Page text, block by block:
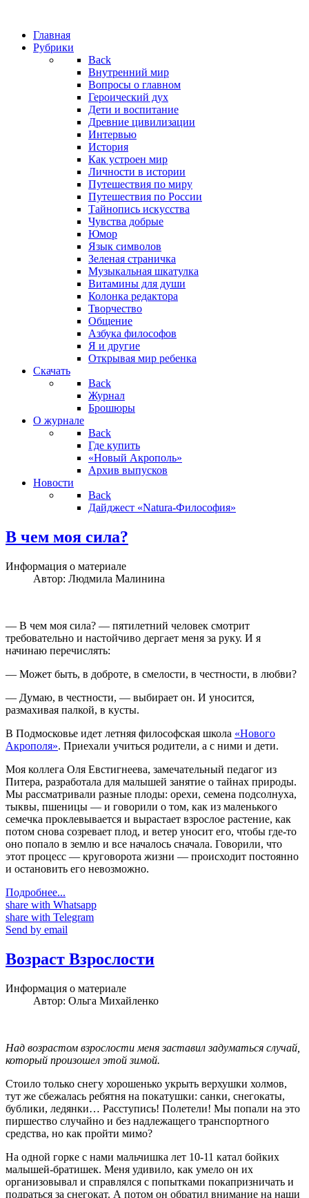
Главная
Рубрики
Back
Внутренний мир
Вопросы о главном
Героический дух
Дети и воспитание
Древние цивилизации
Интервью
История
Как устроен мир
Личности в истории
Путешествия по миру
Путешествия по России
Тайнопись искусства
Чувства добрые
Юмор
Язык символов
Зеленая страничка
Музыкальная шкатулка
Витамины для души
Колонка редактора
Творчество
Общение
Азбука философов
Я и другие
Открывая мир ребенка
Скачать
Back
Журнал
Брошюры
О журнале
Back
Где купить
«Новый Акрополь»
Архив выпусков
Новости
Back
Дайджест «Natura-Философия»
В чем моя сила?
Информация о материале
Автор: Людмила Малинина
— В чем моя сила? — пятилетний человек смотрит
требовательно и настойчиво дергает меня за руку. И я
начинаю перечислять:
— Может быть, в доброте, в смелости, в честности, в любви?
— Думаю, в честности, — выбирает он. И уносится,
размахивая палкой, в кусты.
В Подмосковье идет летняя философская школа «Нового
Акрополя». Приехали учиться родители, а с ними и дети.
Моя коллега Оля Евстигнеева, замечательный педагог из
Питера, разработала для малышей занятие о тайнах природы.
Мы рассматривали разные плоды: орехи, семена подсолнуха,
тыквы, пшеницы — и говорили о том, как из маленького
семечка проклевывается и вырастает взрослое растение, как
потом снова созревает плод, и ветер уносит его, чтобы где-то
оно попало в землю и все началось сначала. Говорили, что
этот процесс — круговорота жизни — происходит постоянно
и остановить его невозможно.
Подробнее...
share with Whatsapp
share with Telegram
Send by email
Возраст Взрослости
Информация о материале
Автор: Ольга Михайленко
Над возрастом взрослости меня заставил задуматься случай,
который произошел этой зимой.
Стоило только снегу хорошенько укрыть верхушки холмов,
тут же сбежалась ребятня на покатушки: санки, снегокаты,
бублики, ледянки… Расступись! Полетели! Мы попали на это
пиршество случайно и без надлежащего транспортного
средства, но как пройти мимо?
На одной горке с нами мальчишка лет 10-11 катал бойких
малышей-братишек. Меня удивило, как умело он их
организовывал и справлялся с попытками покапризничать и
подраться за снегокат. А потом он обратил внимание на наши